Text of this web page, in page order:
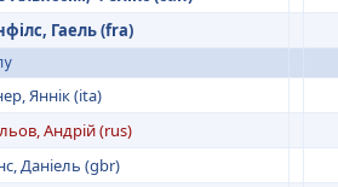
Гаель (fra)
Яннік (ita)
Андрій (rus)
Даніель (gbr)